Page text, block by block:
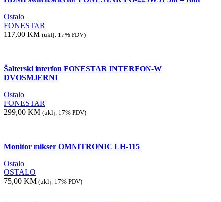
Ostalo
FONESTAR
117,00 KM (uklj. 17% PDV)
Šalterski interfon FONESTAR INTERFON-W
DVOSMJERNI
Ostalo
FONESTAR
299,00 KM (uklj. 17% PDV)
Monitor mikser OMNITRONIC LH-115
Ostalo
OSTALO
75,00 KM (uklj. 17% PDV)